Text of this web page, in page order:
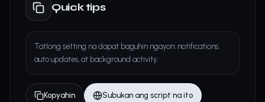
Quick tips
Tatlong setting na dapat baguhin ngayon: notifications,
auto updates, at background activity.
Kopyahin Subukan ang script na ito